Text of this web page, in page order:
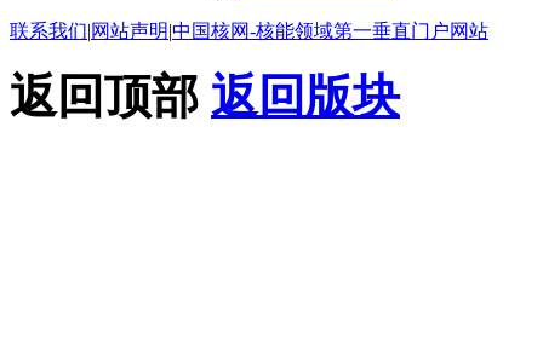
联系我们|网站声明|中国核网-核能领域第一垂直门户网站
返回顶部 返回版块